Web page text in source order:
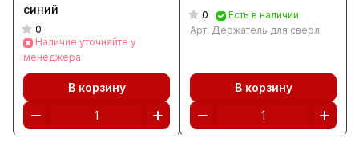
синий
0
Наличие уточняйте у
менеджера
В корзину
0
Есть в наличии
Арт. Держатель для сверл
В корзину